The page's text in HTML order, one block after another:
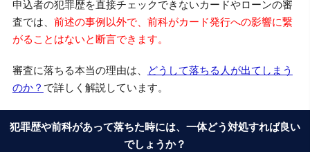
申込者の犯罪歴を直接チェックできないカードやローンの審
査では、 前述の事例以外で、前科がカード発行への影響に繋
がることはないと断言できます。
審査に落ちる本当の理由は、
どうして落ちる人が出てしまう
のか？ で詳しく解説しています。
犯罪歴や前科があって落ちた時には、一体どう対処すれば良い
でしょうか？